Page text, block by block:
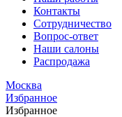
Контакты
Сотрудничество
Вопрос-ответ
Наши салоны
Распродажа
Москва
Избранное
Избранное